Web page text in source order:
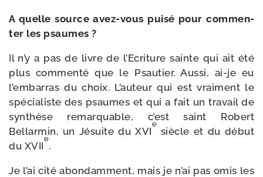
A quelle source avez-​vous pui­sé pour com­men­
ter les psaumes ?
Il n’y a pas de livre de l’Ecriture sainte qui ait été
plus com­men­té que le Psautier. Aussi, ai-​je eu
l’embarras du choix. L’auteur qui est vrai­ment le
spé­cia­liste des psaumes et qui a fait un tra­vail de
syn­thèse remar­quable, c’est saint Robert
Bellarmin, un Jésuite du XVI
e
siècle et du début
du XVII
e
.
Je l’ai cité abon­dam­ment, mais je n’ai pas omis les